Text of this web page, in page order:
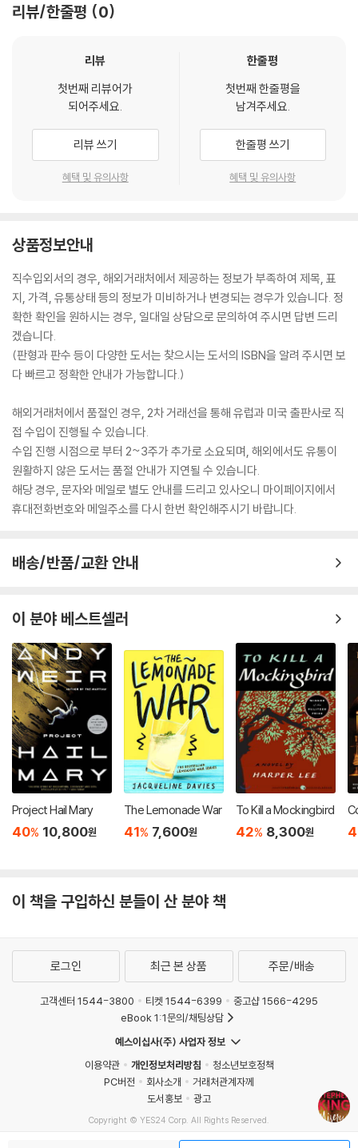
리뷰/한줄평 0
리뷰
첫번째 리뷰어가
되어주세요.
리뷰 쓰기
혜택 및 유의사항
한줄평
첫번째 한줄평을
남겨주세요.
한줄평 쓰기
혜택 및 유의사항
상품정보안내
직수입외서의 경우, 해외거래처에서 제공하는 정보가 부족하여 제목, 표
지, 가격, 유통상태 등의 정보가 미비하거나 변경되는 경우가 있습니다. 정
확한 확인을 원하시는 경우, 일대일 상담으로 문의하여 주시면 답변 드리
겠습니다.
(판형과 판수 등이 다양한 도서는 찾으시는 도서의 ISBN을 알려 주시면 보
다 빠르고 정확한 안내가 가능합니다.)
해외거래처에서 품절인 경우, 2차 거래선을 통해 유럽과 미국 출판사로 직
접 수입이 진행될 수 있습니다.
수입 진행 시점으로 부터 2~3주가 추가로 소요되며, 해외에서도 유통이
원활하지 않은 도서는 품절 안내가 지연될 수 있습니다.
해당 경우, 문자와 메일로 별도 안내를 드리고 있사오니 마이페이지에서
휴대전화번호와 메일주소를 다시 한번 확인해주시기 바랍니다.
배송/반품/교환 안내
이 분야 베스트셀러
Project Hail Mary
40% 10,800원
The Lemonade War
41% 7,600원
To Kill a Mockingbird
42% 8,300원
이 책을 구입하신 분들이 산 분야 책
로그인 최근 본 상품 주문/배송
고객센터 1544-3800 티켓 1544-6399
중고샵 1566-4295
eBook 1:1문의/채팅상담
예스이십사(주) 사업자 정보
이용약관
개인정보처리방침
청소년보호정책
PC버전
회사소개
거래처관계자께
도서홍보
광고
Copyright © YES24 Corp. All Rights Reserved.